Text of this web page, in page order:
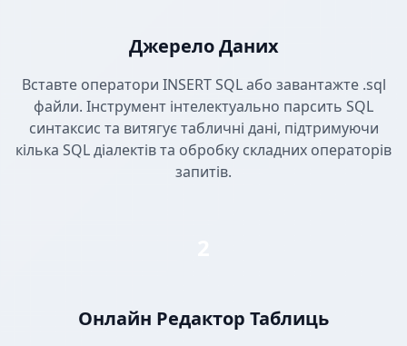
Джерело Даних
Вставте оператори INSERT SQL або завантажте .sql
файли. Інструмент інтелектуально парсить SQL
синтаксис та витягує табличні дані, підтримуючи
кілька SQL діалектів та обробку складних операторів
запитів.
Онлайн Редактор Таблиць